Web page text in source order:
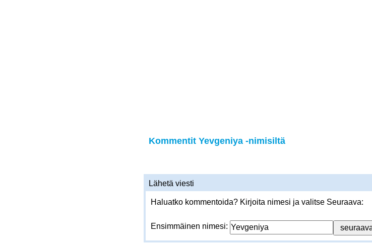
Kommentit Yevgeniya -nimisiltä
Lähetä viesti
Haluatko kommentoida? Kirjoita nimesi ja valitse Seuraava:
Ensimmäinen nimesi: